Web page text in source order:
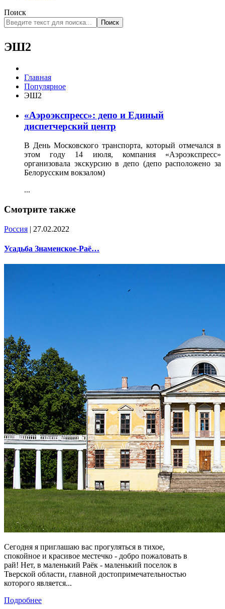
Поиск
Поиск
ЭШ2
Главная
Популярное
ЭШ2
«Аэроэкспресс»: депо и Единый
диспетчерский центр
В День Московского транспорта, который отмечался в
этом году 14 июля, компания «Аэроэкспресс»
организовала экскурсию в депо (депо расположено за
Белорусским вокзалом)
...
Смотрите также
Россия | 27.02.2022
Усадьба Знаменское-Раё…
Сегодня я приглашаю вас прогуляться в тихое,
спокойное и красивое местечко - добро пожаловать в
рай! Нет, в маленький Раёк - маленький поселок в
Тверской области, главной достопримечательностью
которого является...
Подробнее